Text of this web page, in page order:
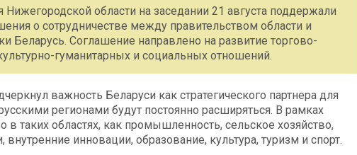
области на заседании 21 августа поддержали
о сотрудничестве между правительством области и
Беларусь. Соглашение направлено на развитие торгово-
гуманитарных и социальных отношений.
важность Беларуси как стратегического партнера для
регионами будут постоянно расширяться. В рамках
в таких областях, как промышленность, сельское хозяйство,
инновации, образование, культура, туризм и спорт.